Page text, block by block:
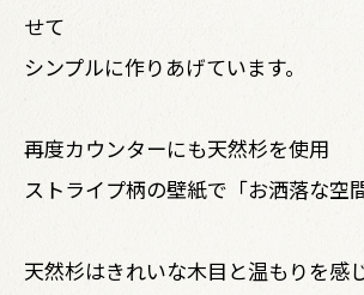
せて
シンプルに作りあげています。
再度カウンターにも天然杉を使用
ストライプ柄の壁紙で「お洒落な空間
天然杉はきれいな木目と温もりを感